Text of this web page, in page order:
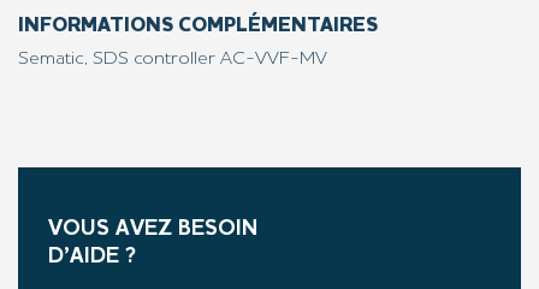
INFORMATIONS COMPLÉMENTAIRES
Sematic, SDS controller AC-VVF-MV
VOUS AVEZ BESOIN
D’AIDE ?